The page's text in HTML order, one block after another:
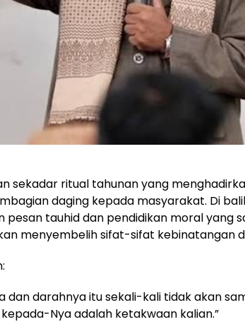
sekadar ritual tahunan yang
daging kepada masyarakat. Di
pesan tauhid dan pendidikan moral yang
menyembelih sifat-sifat kebinatangan
dan darahnya itu sekali-kali tidak akan
Nya adalah ketakwaan kalian.”